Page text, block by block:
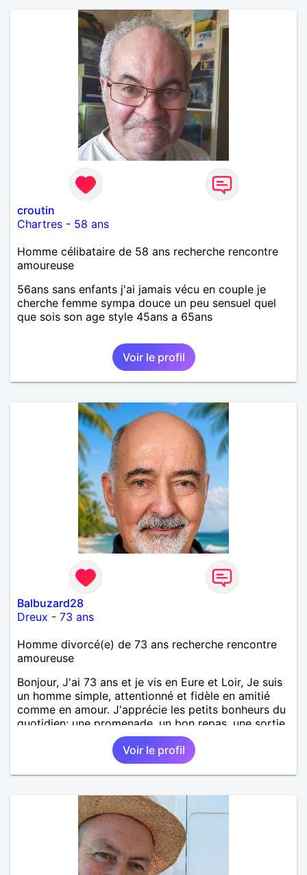
croutin
Chartres - 58 ans
Homme célibataire de 58 ans recherche rencontre
amoureuse
56ans sans enfants j'ai jamais vécu en couple je
cherche femme sympa douce un peu sensuel quel
que sois son age style 45ans a 65ans
Voir le profil
Balbuzard28
Dreux - 73 ans
Homme divorcé(e) de 73 ans recherche rencontre
amoureuse
Bonjour, J'ai 73 ans et je vis en Eure et Loir, Je suis
un homme simple, attentionné et fidèle en amitié
comme en amour. J'apprécie les petits bonheurs du
quotidien; une promenade, un bon repas, une sortie,
une discision agréable ou un moment de détente à
deux. Je souhaite rencontrer une femme douce,
honnête et bienveillante, avec qui partager des
moments de complicité, de rire et de confiance. Je
une belle amitié et qu'il n'est jamais trop tard pour
écrire une nouvelle histoire. Si vous aimez les
échanges sincères, les valeurs de respect et de
simplicité, nous pourrions faire connaissance autour
d'un café suivi d'une balade, sans précipitation et
Voir le profil